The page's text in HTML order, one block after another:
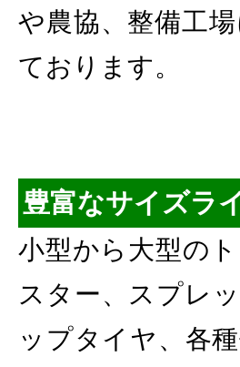
や農協、整備工
ております。
豊富なサイズラ
小型から大型の
スター、スプレ
ップタイヤ、各